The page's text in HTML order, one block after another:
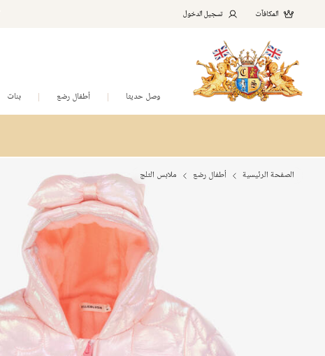
المكافآت تسجيل الدخول
وصل حديثا أطفال رضع بنات
الصفحة الرئيسية أطفال رضع ملابس الثلج